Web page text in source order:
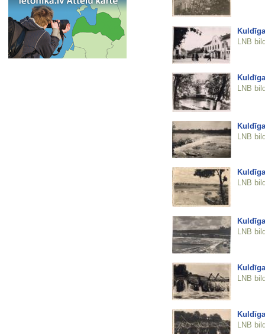
LNB
LNB
LNB
LNB
LNB
LNB
LNB